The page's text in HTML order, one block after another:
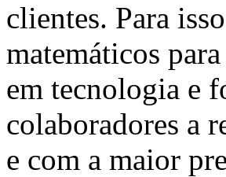
clientes. Para
matemáticos
em tecnologia e
colaboradores a
e com a maior